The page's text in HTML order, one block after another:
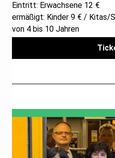
Eintritt: Erwachsene 12 €
ermäßigt: Kinder 9 € / Kitas/
von 4 bis 10 Jahren